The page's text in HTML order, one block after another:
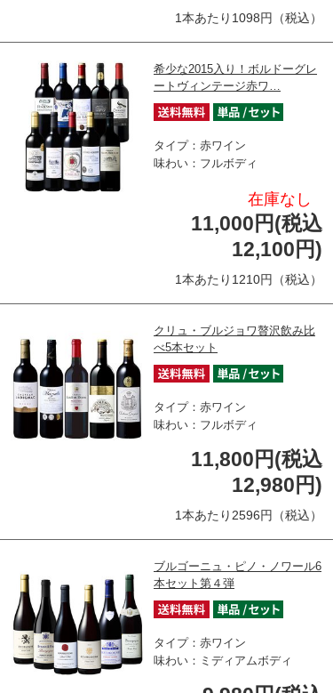
1本あたり1098円（税込）
希少な2015入り！ボルドーグレ
ートヴィンテージ赤ワ…
タイプ：赤ワイン
味わい：フルボディ
在庫なし
11,000円(税込
12,100円)
1本あたり1210円（税込）
クリュ・ブルジョワ贅沢飲み比
べ5本セット
タイプ：赤ワイン
味わい：フルボディ
11,800円(税込
12,980円)
1本あたり2596円（税込）
ブルゴーニュ・ピノ・ノワール6
本セット第４弾
タイプ：赤ワイン
味わい：ミディアムボディ